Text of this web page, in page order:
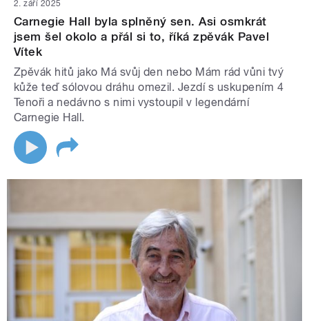
2. září 2025
Carnegie Hall byla splněný sen. Asi osmkrát
jsem šel okolo a přál si to, říká zpěvák Pavel
Vítek
Zpěvák hitů jako Má svůj den nebo Mám rád vůni tvý
kůže teď sólovou dráhu omezil. Jezdí s uskupením 4
Tenoři a nedávno s nimi vystoupil v legendární
Carnegie Hall.